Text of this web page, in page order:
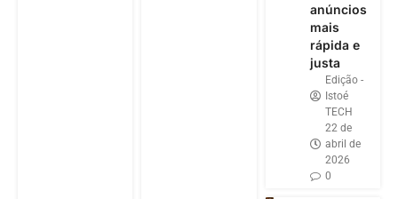
anúncios
mais
rápida e
justa
Edição -
Istoé
TECH
22 de
abril de
2026
0